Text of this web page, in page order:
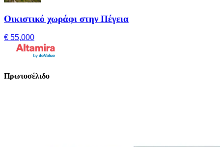
Οικιστικό χωράφι στην Πέγεια
€ 55,000
Πρωτοσέλιδο